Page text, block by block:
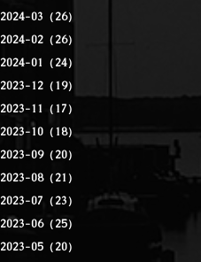
2024-03（26）
2024-02（26）
2024-01（24）
2023-12（19）
2023-11（17）
2023-10（18）
2023-09（20）
2023-08（21）
2023-07（23）
2023-06（25）
2023-05（20）